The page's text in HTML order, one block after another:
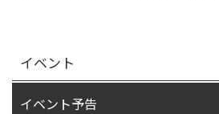
個人情報の取得に際しては、
化するよう努力し、適法か
り行います。
イベント
イベント予告